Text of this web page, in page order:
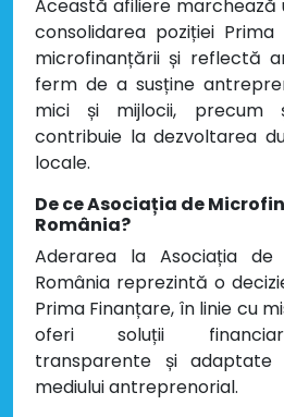
Această afiliere
consolidarea poziției
microfinanțării și reflectă
ferm de a susține
mici și mijlocii, precum
contribuie la dezvoltarea
locale.
De ce Asociația de
România?
Aderarea la Asociația de
România reprezintă o
Prima Finanțare, în linie cu
oferi soluții
transparente și
mediului antreprenorial.